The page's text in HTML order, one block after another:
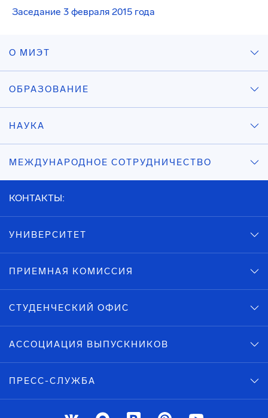
Заседание 3 февраля 2015 года
О МИЭТ
ОБРАЗОВАНИЕ
НАУКА
МЕЖДУНАРОДНОЕ СОТРУДНИЧЕСТВО
КОНТАКТЫ:
УНИВЕРСИТЕТ
ПРИЕМНАЯ КОМИССИЯ
СТУДЕНЧЕСКИЙ ОФИС
АССОЦИАЦИЯ ВЫПУСКНИКОВ
ПРЕСС-СЛУЖБА